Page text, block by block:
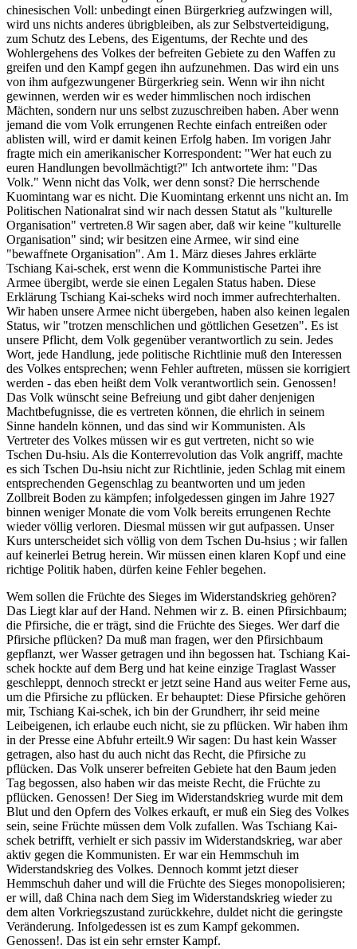
chinesischen Voll: unbedingt einen Bürgerkrieg aufzwingen will,
wird uns nichts anderes übrigbleiben, als zur Selbstverteidigung,
zum Schutz des Lebens, des Eigentums, der Rechte und des
Wohlergehens des Volkes der befreiten Gebiete zu den Waffen zu
greifen und den Kampf gegen ihn aufzunehmen. Das wird ein uns
von ihm aufgezwungener Bürgerkrieg sein. Wenn wir ihn nicht
gewinnen, werden wir es weder himmlischen noch irdischen
Mächten, sondern nur uns selbst zuzuschreiben haben. Aber wenn
jemand die vom Volk errungenen Rechte einfach entreißen oder
ablisten will, wird er damit keinen Erfolg haben. Im vorigen Jahr
fragte mich ein amerikanischer Korrespondent: "Wer hat euch zu
euren Handlungen bevollmächtigt?" Ich antwortete ihm: "Das
Volk." Wenn nicht das Volk, wer denn sonst? Die herrschende
Kuomintang war es nicht. Die Kuomintang erkennt uns nicht an. Im
Politischen Nationalrat sind wir nach dessen Statut als "kulturelle
Organisation" vertreten.8 Wir sagen aber, daß wir keine "kulturelle
Organisation" sind; wir besitzen eine Armee, wir sind eine
"bewaffnete Organisation". Am 1. März dieses Jahres erklärte
Tschiang Kai-schek, erst wenn die Kommunistische Partei ihre
Armee übergibt, werde sie einen Legalen Status haben. Diese
Erklärung Tschiang Kai-scheks wird noch immer aufrechterhalten.
Wir haben unsere Armee nicht übergeben, haben also keinen legalen
Status, wir "trotzen menschlichen und göttlichen Gesetzen". Es ist
unsere Pflicht, dem Volk gegenüber verantwortlich zu sein. Jedes
Wort, jede Handlung, jede politische Richtlinie muß den Interessen
des Volkes entsprechen; wenn Fehler auftreten, müssen sie korrigiert
werden - das eben heißt dem Volk verantwortlich sein. Genossen!
Das Volk wünscht seine Befreiung und gibt daher denjenigen
Machtbefugnisse, die es vertreten können, die ehrlich in seinem
Sinne handeln können, und das sind wir Kommunisten. Als
Vertreter des Volkes müssen wir es gut vertreten, nicht so wie
Tschen Du-hsiu. Als die Konterrevolution das Volk angriff, machte
es sich Tschen Du-hsiu nicht zur Richtlinie, jeden Schlag mit einem
entsprechenden Gegenschlag zu beantworten und um jeden
Zollbreit Boden zu kämpfen; infolgedessen gingen im Jahre 1927
binnen weniger Monate die vom Volk bereits errungenen Rechte
wieder völlig verloren. Diesmal müssen wir gut aufpassen. Unser
Kurs unterscheidet sich völlig von dem Tschen Du-hsius ; wir fallen
auf keinerlei Betrug herein. Wir müssen einen klaren Kopf und eine
richtige Politik haben, dürfen keine Fehler begehen.
Wem sollen die Früchte des Sieges im Widerstandskrieg gehören?
Das Liegt klar auf der Hand. Nehmen wir z. B. einen Pfirsichbaum;
die Pfirsiche, die er trägt, sind die Früchte des Sieges. Wer darf die
Pfirsiche pflücken? Da muß man fragen, wer den Pfirsichbaum
gepflanzt, wer Wasser getragen und ihn begossen hat. Tschiang Kai-
schek hockte auf dem Berg und hat keine einzige Traglast Wasser
geschleppt, dennoch streckt er jetzt seine Hand aus weiter Ferne aus,
um die Pfirsiche zu pflücken. Er behauptet: Diese Pfirsiche gehören
mir, Tschiang Kai-schek, ich bin der Grundherr, ihr seid meine
Leibeigenen, ich erlaube euch nicht, sie zu pflücken. Wir haben ihm
in der Presse eine Abfuhr erteilt.9 Wir sagen: Du hast kein Wasser
getragen, also hast du auch nicht das Recht, die Pfirsiche zu
pflücken. Das Volk unserer befreiten Gebiete hat den Baum jeden
Tag begossen, also haben wir das meiste Recht, die Früchte zu
pflücken. Genossen! Der Sieg im Widerstandskrieg wurde mit dem
Blut und den Opfern des Volkes erkauft, er muß ein Sieg des Volkes
sein, seine Früchte müssen dem Volk zufallen. Was Tschiang Kai-
schek betrifft, verhielt er sich passiv im Widerstandskrieg, war aber
aktiv gegen die Kommunisten. Er war ein Hemmschuh im
Widerstandskrieg des Volkes. Dennoch kommt jetzt dieser
Hemmschuh daher und will die Früchte des Sieges monopolisieren;
er will, daß China nach dem Sieg im Widerstandskrieg wieder zu
dem alten Vorkriegszustand zurückkehre, duldet nicht die geringste
Veränderung. Infolgedessen ist es zum Kampf gekommen.
Genossen!. Das ist ein sehr ernster Kampf.